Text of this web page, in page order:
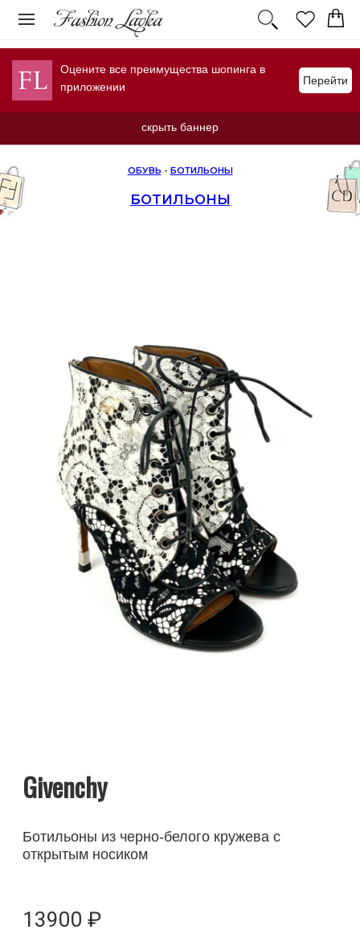
Оцените все преимущества шопинга в
приложении
Перейти
скрыть баннер
ОБУВЬ - БОТИЛЬОНЫ
БОТИЛЬОНЫ
Givenchy
Ботильоны из черно-белого кружева с
открытым носиком
13900 ₽